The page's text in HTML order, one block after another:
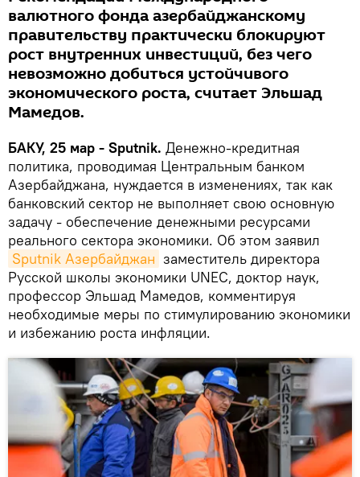
валютного фонда азербайджанскому
правительству практически блокируют
рост внутренних инвестиций, без чего
невозможно добиться устойчивого
экономического роста, считает Эльшад
Мамедов.
БАКУ, 25 мар - Sputnik. Денежно-кредитная
политика, проводимая Центральным банком
Азербайджана, нуждается в изменениях, так как
банковский сектор не выполняет свою основную
задачу - обеспечение денежными ресурсами
реального сектора экономики. Об этом заявил
Sputnik Азербайджан заместитель директора
Русской школы экономики UNEC, доктор наук,
профессор Эльшад Мамедов, комментируя
необходимые меры по стимулированию экономики
и избежанию роста инфляции.